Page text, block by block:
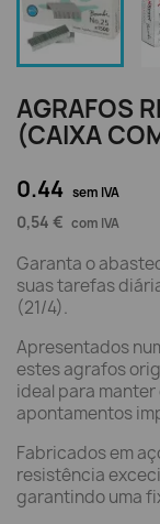
AGRAFOS
(CAIXA
0.44 sem IVA
0,54 € com IVA
Garanta o
suas tarefas
(21/4).
Apresentados
estes agrafos
ideal para
apontamentos
Fabricados em
resistência
garantindo uma